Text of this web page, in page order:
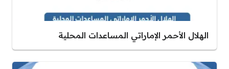
الهلال الأحمر الإماراتي المساعدات المحلية